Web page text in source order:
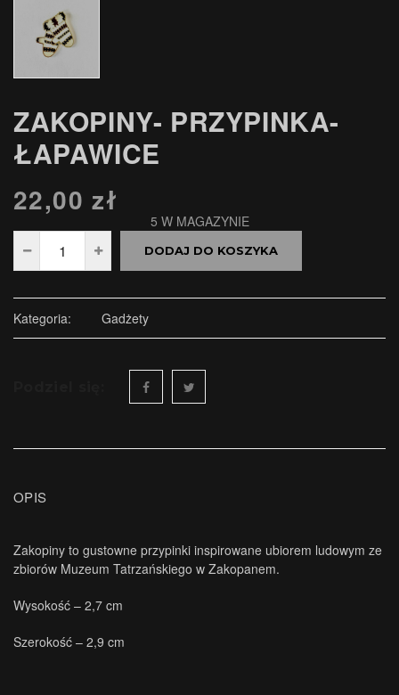
ZAKOPINY- PRZYPINKA-
ŁAPAWICE
22,00zł
5 W MAGAZYNIE
DODAJ DO KOSZYKA
Kategoria: Gadżety
OPIS
Zakopiny to gustowne przypinki inspirowane ubiorem ludowym ze
zbiorów Muzeum Tatrzańskiego w Zakopanem.
Wysokość – 2,7 cm
Szerokość – 2,9 cm